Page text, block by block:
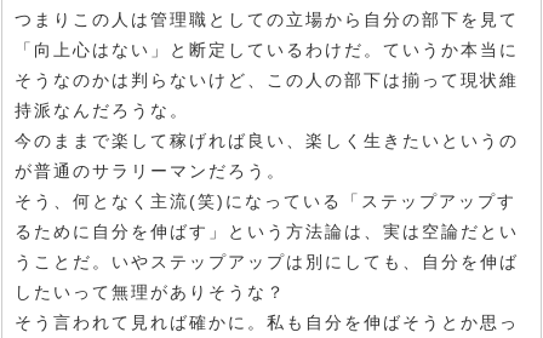
つまりこの人は管理職としての立場から自分の部下を見て
「向上心はない」と断定しているわけだ。ていうか本当に
そうなのかは判らないけど、この人の部下は揃って現状維
持派なんだろうな。
今のままで楽して稼げれば良い、楽しく生きたいというの
が普通のサラリーマンだろう。
そう、何となく主流(笑)になっている「ステップアップす
るために自分を伸ばす」という方法論は、実は空論だとい
うことだ。いやステップアップは別にしても、自分を伸ば
したいって無理がありそうな？
そう言われて見れば確かに。私も自分を伸ばそうとか思っ